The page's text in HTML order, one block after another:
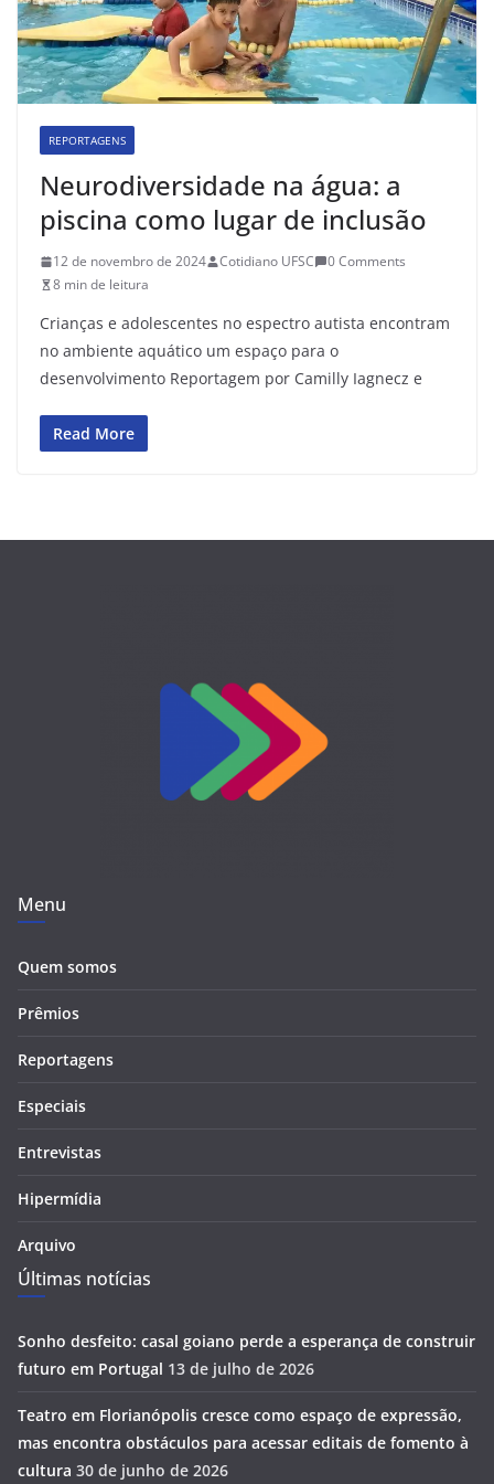
REPORTAGENS
Neurodiversidade na água: a
piscina como lugar de inclusão
12 de novembro de 2024 Cotidiano UFSC
0 Comments
8 min de leitura
Crianças e adolescentes no espectro autista encontram
no ambiente aquático um espaço para o
desenvolvimento Reportagem por Camilly Iagnecz e
Read More
Menu
Quem somos
Prêmios
Reportagens
Especiais
Entrevistas
Hipermídia
Arquivo
Últimas notícias
Sonho desfeito: casal goiano perde a esperança de construir
futuro em Portugal 13 de julho de 2026
Teatro em Florianópolis cresce como espaço de expressão,
mas encontra obstáculos para acessar editais de fomento à
cultura 30 de junho de 2026